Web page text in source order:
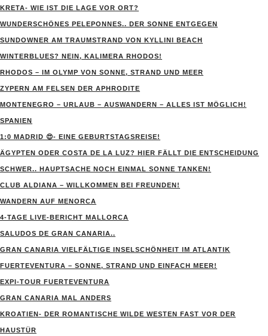
KRETA- WIE IST DIE LAGE VOR ORT?
WUNDERSCHÖNES PELEPONNES.. DER SONNE ENTGEGEN
SUNDOWNER AM TRAUMSTRAND VON KYLLINI BEACH
WINTERBLUES? NEIN, KALIMERA RHODOS!
RHODOS – IM OLYMP VON SONNE, STRAND UND MEER
ZYPERN AM FELSEN DER APHRODITE
MONTENEGRO – URLAUB – AUSWANDERN – ALLES IST MÖGLICH!
SPANIEN
1:0 MADRID 😍- EINE GEBURTSTAGSREISE!
ÄGYPTEN ODER COSTA DE LA LUZ? HIER FÄLLT DIE ENTSCHEIDUNG
SCHWER.. HAUPTSACHE NOCH EINMAL SONNE TANKEN!
CLUB ALDIANA – WILLKOMMEN BEI FREUNDEN!
WANDERN AUF MENORCA
4-TAGE LIVE-BERICHT MALLORCA
SALUDOS DE GRAN CANARIA..
GRAN CANARIA VIELFÄLTIGE INSELSCHÖNHEIT IM ATLANTIK
FUERTEVENTURA – SONNE, STRAND UND EINFACH MEER!
EXPI-TOUR FUERTEVENTURA
GRAN CANARIA MAL ANDERS
KROATIEN- DER ROMANTISCHE WILDE WESTEN FAST VOR DER
HAUSTÜR